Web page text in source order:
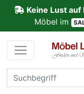
Keine Lust
Möbel im
Anmelden
PREMIUM